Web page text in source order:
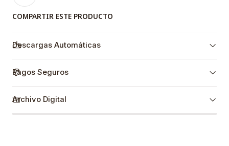
COMPARTIR ESTE PRODUCTO
Descargas Automáticas
Pagos Seguros
Archivo Digital